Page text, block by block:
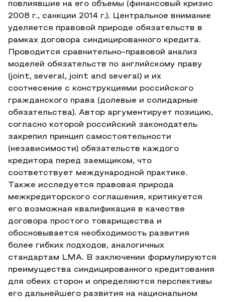
повлиявшие на его объемы (финансовый кризис
2008 г., санкции 2014 г.). Центральное внимание
уделяется правовой природе обязательств в
рамках договора синдицированного кредита.
Проводится сравнительно-правовой анализ
моделей обязательств по английскому праву
(joint, several, joint and several) и их
соотнесение с конструкциями российского
гражданского права (долевые и солидарные
обязательства). Автор аргументирует позицию,
согласно которой российский законодатель
закрепил принцип самостоятельности
(независимости) обязательств каждого
кредитора перед заемщиком, что
соответствует международной практике.
Также исследуется правовая природа
межкредиторского соглашения, критикуется
его возможная квалификация в качестве
договора простого товарищества и
обосновывается необходимость развития
более гибких подходов, аналогичных
стандартам LMA. В заключении формулируются
преимущества синдицированного кредитования
для обеих сторон и определяются перспективы
его дальнейшего развития на национальном